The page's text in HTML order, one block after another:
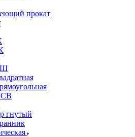
прокат
гнутый